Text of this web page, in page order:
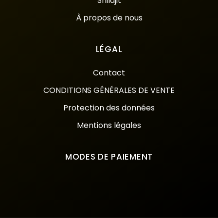
À propos de nous
LÉGAL
Contact
CONDITIONS GÉNÉRALES DE VENTE
Protection des données
Mentions légales
MODES DE PAIEMENT